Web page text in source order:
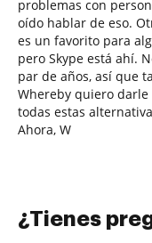
problemas con
oído hablar de eso.
es un favorito para
pero Skype está ahí.
par de años, así que
Whereby quiero darle
todas estas
Ahora, W
¿Tienes